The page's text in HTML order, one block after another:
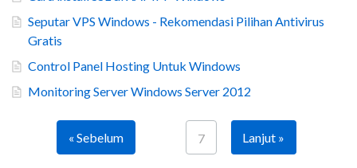
Seputar VPS Windows - Rekomendasi Pilihan Antivirus
Gratis
Control Panel Hosting Untuk Windows
Monitoring Server Windows Server 2012
« Sebelum 7 Lanjut »